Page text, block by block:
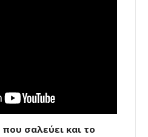
σαλεύει και το